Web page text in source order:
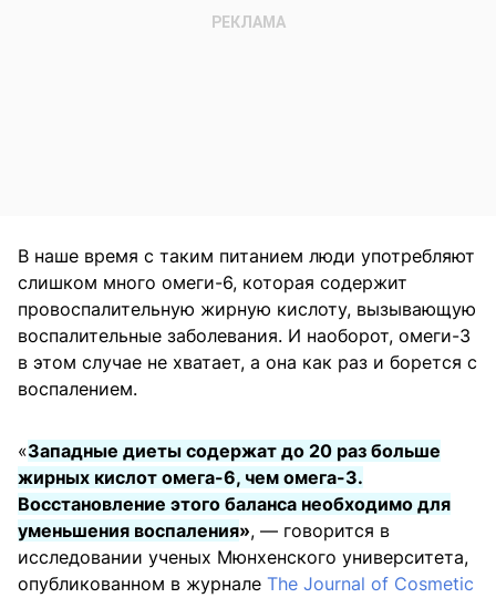
В наше время с таким питанием люди употребляют
слишком много омеги-6, которая содержит
провоспалительную жирную кислоту, вызывающую
воспалительные заболевания. И наоборот, омеги-3
в этом случае не хватает, а она как раз и борется с
воспалением.
«Западные диеты содержат до 20 раз больше
жирных кислот омега-6, чем омега-3.
Восстановление этого баланса необходимо для
уменьшения воспаления», — говорится в
исследовании ученых Мюнхенского университета,
опубликованном в журнале The Journal of Cosmetic